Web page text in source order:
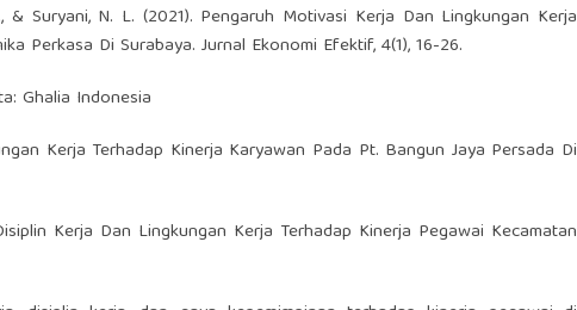
& Suryani, N. L. (2021). Pengaruh Motivasi Kerja Dan Lingkungan Kerja
Perkasa Di Surabaya. Jurnal Ekonomi Efektif, 4(1), 16-26.
Ghalia Indonesia
Kerja Terhadap Kinerja Karyawan Pada Pt. Bangun Jaya Persada Di
Kerja Dan Lingkungan Kerja Terhadap Kinerja Pegawai Kecamatan